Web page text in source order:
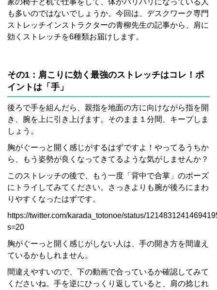
も多いのではないでしょうか。今回は、デスクワーク専門
ストレッチインストラクターの青柳先生の記事から、肩に
効くストレッチを6種類お届けします。
その1：肩こりに効く最強のストレッチはコレ！ポ
イントは「手」
後ろで手を組んだら、親指を地面の方に向けながら指を開
き、腕を上に引き上げます。そのまま１分間、キープしま
しょう。
胸がぐーっと開く感じがするはずですよ！やってるうちか
ら、もう姿勢が良くなってきてるような気がしませんか？
このストレッチの後で、もう一度「背中で合掌」のポーズ
にトライしてみてください。さっきよりも腕が後ろにまわ
りやすくなったはずです。
https://twitter.com/karada_totonoe/status/
s=20
胸がぐーっと開く感じがしない人は、手の開き方を間違え
ているかもしれません。
間違えやすいので、下の動画で合っているか確認してみて
くださいね。手を逆にひっくり返していると、肩の捻じれ